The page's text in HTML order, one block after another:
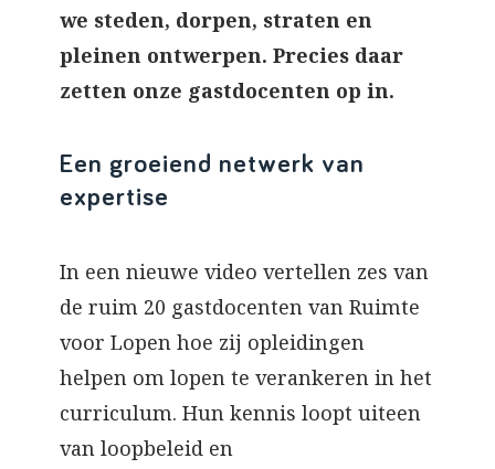
we steden, dorpen, straten en
pleinen ontwerpen. Precies daar
zetten onze gastdocenten op in.
Een groeiend netwerk van
expertise
In een nieuwe video vertellen zes van
de ruim 20 gastdocenten van Ruimte
voor Lopen hoe zij opleidingen
helpen om lopen te verankeren in het
curriculum. Hun kennis loopt uiteen
van loopbeleid en